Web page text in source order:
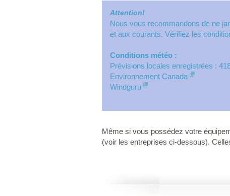
Attention!
Nous vous recommandons de ne
et aux courants. Vérifiez les
Conditions météo :
Prévisions locales enregistrées :
Environnement Canada
Windguru
Même si vous possédez votre
(voir les entreprises ci-dessous).